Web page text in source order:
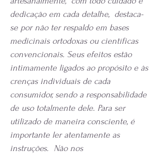
dedicação em cada detalhe, destaca-
se por não ter respaldo em bases
medicinais ortodoxas ou científicas
convencionais. Seus efeitos estão
intimamente ligados ao propósito e às
crenças individuais de cada
consumidor, sendo a responsabilidade
de uso totalmente dele. Para ser
utilizado de maneira consciente, é
importante ler atentamente as
instruções. Não nos